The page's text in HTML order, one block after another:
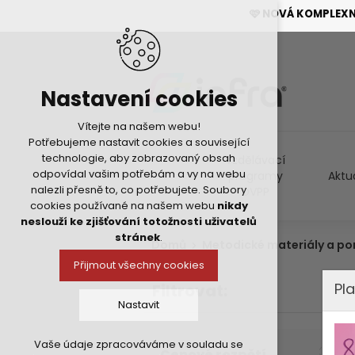
🩷 NOVÁ
Vzdělávací
programy
DVPP
Domů Metodické materiály a
Filtrovat:
Nastavení cookies
Vítejte na našem webu!
Potřebujeme nastavit cookies a související
technologie, aby zobrazovaný obsah
odpovídal vašim potřebám a vy na webu
nalezli přesně to, co potřebujete. Soubory
cookies používané na našem webu nikdy
neslouží ke zjišťování totožnosti uživatelů
stránek.
Přijmout všechny cookies
Nastavit
Vaše údaje zpracováváme v souladu se